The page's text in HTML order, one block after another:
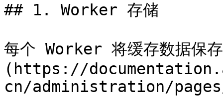
## 1. Worker 存储
每个 Worker 将缓存数据
(https://
cn/administration/